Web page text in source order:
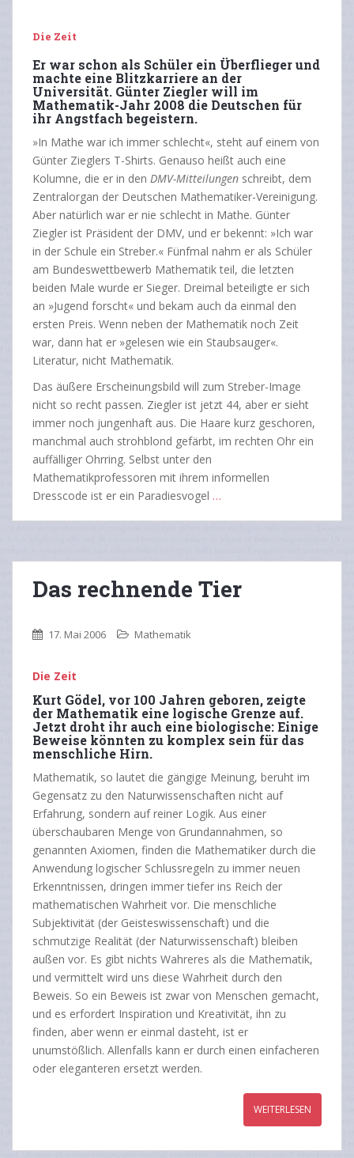
Die Zeit
Er war schon als Schüler ein Überflieger und
machte eine Blitzkarriere an der
Universität. Günter Ziegler will im
Mathematik-Jahr 2008 die Deutschen für
ihr Angstfach begeistern.
»In Mathe war ich immer schlecht«, steht auf einem von
Günter Zieglers T-Shirts. Genauso heißt auch eine
Kolumne, die er in den DMV-Mitteilungen schreibt, dem
Zentralorgan der Deutschen Mathematiker-Vereinigung.
Aber natürlich war er nie schlecht in Mathe. Günter
Ziegler ist Präsident der DMV, und er bekennt: »Ich war
in der Schule ein Streber.« Fünfmal nahm er als Schüler
am Bundeswettbewerb Mathematik teil, die letzten
beiden Male wurde er Sieger. Dreimal beteiligte er sich
an »Jugend forscht« und bekam auch da einmal den
ersten Preis. Wenn neben der Mathematik noch Zeit
war, dann hat er »gelesen wie ein Staubsauger«.
Literatur, nicht Mathematik.
Das äußere Erscheinungsbild will zum Streber-Image
nicht so recht passen. Ziegler ist jetzt 44, aber er sieht
immer noch jungenhaft aus. Die Haare kurz geschoren,
manchmal auch strohblond gefärbt, im rechten Ohr ein
auffälliger Ohrring. Selbst unter den
Mathematikprofessoren mit ihrem informellen
Dresscode ist er ein Paradiesvogel …
Das rechnende Tier
17. Mai 2006 Mathematik
Die Zeit
Kurt Gödel, vor 100 Jahren geboren, zeigte
der Mathematik eine logische Grenze auf.
Jetzt droht ihr auch eine biologische: Einige
Beweise könnten zu komplex sein für das
menschliche Hirn.
Mathematik, so lautet die gängige Meinung, beruht im
Gegensatz zu den Naturwissenschaften nicht auf
Erfahrung, sondern auf reiner Logik. Aus einer
überschaubaren Menge von Grundannahmen, so
genannten Axiomen, finden die Mathematiker durch die
Anwendung logischer Schlussregeln zu immer neuen
Erkenntnissen, dringen immer tiefer ins Reich der
mathematischen Wahrheit vor. Die menschliche
Subjektivität (der Geisteswissenschaft) und die
schmutzige Realität (der Naturwissenschaft) bleiben
außen vor. Es gibt nichts Wahreres als die Mathematik,
und vermittelt wird uns diese Wahrheit durch den
Beweis. So ein Beweis ist zwar von Menschen gemacht,
und es erfordert Inspiration und Kreativität, ihn zu
finden, aber wenn er einmal dasteht, ist er
unumstößlich. Allenfalls kann er durch einen einfacheren
oder eleganteren ersetzt werden.
WEITERLESEN